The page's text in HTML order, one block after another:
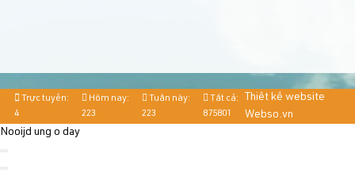
Trực tuyến:
4
Hôm nay:
223
Tuần này:
223
Tất cả:
875801
Thiết kế website
Webso.vn
Nooijd ung o day